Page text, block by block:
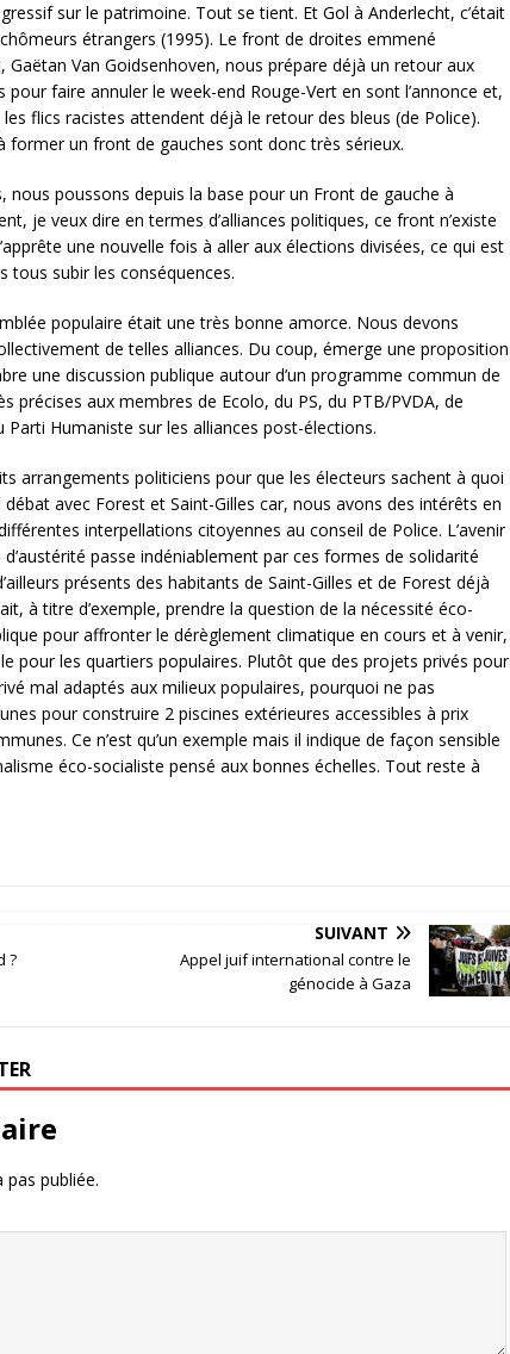
sur le patrimoine. Tout se tient. Et Gol à Anderlecht, c’était
étrangers (1995). Le front de droites emmené
Gaëtan Van Goidsenhoven, nous prépare déjà un retour aux
faire annuler le week-end Rouge-Vert en sont l’annonce et,
flics racistes attendent déjà le retour des bleus (de Police).
former un front de gauches sont donc très sérieux.
nous poussons depuis la base pour un Front de gauche à
je veux dire en termes d’alliances politiques, ce front n’existe
une nouvelle fois à aller aux élections divisées, ce qui est
tous subir les conséquences.
populaire était une très bonne amorce. Nous devons
de telles alliances. Du coup, émerge une proposition
une discussion publique autour d’un programme commun de
précises aux membres de Ecolo, du PS, du PTB/PVDA, de
Humaniste sur les alliances post-élections.
arrangements politiciens pour que les électeurs sachent à quoi
avec Forest et Saint-Gilles car, nous avons des intérêts en
interpellations citoyennes au conseil de Police. L’avenir
passe indéniablement par ces formes de solidarité
présents des habitants de Saint-Gilles et de Forest déjà
à titre d’exemple, prendre la question de la nécessité éco-
pour affronter le dérèglement climatique en cours et à venir,
pour les quartiers populaires. Plutôt que des projets privés pour
mal adaptés aux milieux populaires, pourquoi ne pas
pour construire 2 piscines extérieures accessibles à prix
Ce n’est qu’un exemple mais il indique de façon sensible
éco-socialiste pensé aux bonnes échelles. Tout reste à
?
SUIVANT
Appel juif international contre le
génocide à Gaza
pas publiée.